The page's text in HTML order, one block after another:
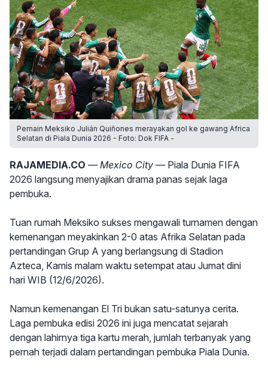
Pemain Meksiko Julián Quiñones merayakan gol ke gawang Africa
Selatan di Piala Dunia 2026 - Foto: Dok FIFA -
RAJAMEDIA.CO — Mexico City —Piala Dunia FIFA
2026 langsung menyajikan drama panas sejak laga
pembuka.
Tuan rumah Meksiko sukses mengawali turnamen dengan
kemenangan meyakinkan 2-0 atas Afrika Selatan pada
pertandingan Grup A yang berlangsung di Stadion
Azteca, Kamis malam waktu setempat atau Jumat dini
hari WIB (12/6/2026).
Namun kemenangan El Tri bukan satu-satunya cerita.
Laga pembuka edisi 2026 ini juga mencatat sejarah
dengan lahirnya tiga kartu merah, jumlah terbanyak yang
pernah terjadi dalam pertandingan pembuka Piala Dunia.